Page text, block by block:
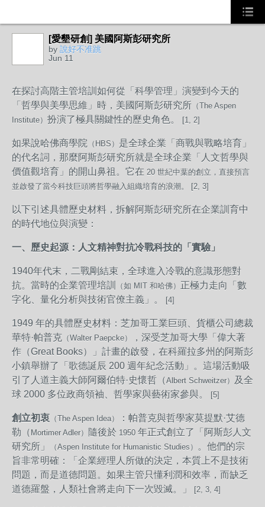
[愛墾研創] 美國阿斯彭研究所
by 說好不准跳
Jun 11
在探討高階主管培訓如何從「科學管理」演變到今天的
「哲學與美學思維」時，美國阿斯彭研究所 （The Aspen
Institute） 扮演了極具關鍵性的歷史角色。 [1, 2]
如果說哈佛商學院 （HBS） 是全球企業「商戰與戰略培育」
的代名詞，那麼阿斯彭研究所就是全球企業「人文哲學與
價值觀培育」的開山鼻祖。它在 20 世紀中葉的創立，直接預言
並啟發了當今科技巨頭將哲學融入組織培育的浪潮。 [2, 3]
以下引述具體歷史材料，拆解阿斯彭研究所在企業訓育中
的時代地位與演變：
一、歷史起源：人文精神對抗冷戰科技的「實驗」
1940年代末，二戰剛結束，全球進入冷戰的意識形態對
抗。當時的企業管理培訓
（如 MIT 和哈佛） 正極力走向「數
字化、量化分析與技術官僚主義」。
[4]
1949 年的具體歷史材料：芝加哥工業巨頭、貨櫃公司總裁
華特·帕普克 （Walter Paepcke）
，深受芝加哥大學「偉大著
作（Great Books）」計畫的啟發，在科羅拉多州的阿斯彭
小鎮舉辦了「歌德誕辰 200 週年紀念活動」。這場活動吸
引了人道主義大師阿爾伯特·史懷哲（Albert Schweitzer）
及全
球 2000 多位政商領袖、哲學家與藝術家參與。
[5]
創立初衷 （The Aspen Idea）
：帕普克與哲學家莫提默·艾德
勒（ Mortimer Adler） 隨後於 1950 年正式創立了「阿斯彭人文
研究所」
（Aspen Institute for Humanistic Studies）
。他們的宗
旨非常明確：「企業經理人所做的決定，本質上不是技術
問題，而是道德問題。如果主管只懂利潤和效率，而缺乏
道德羅盤，人類社會將走向下一次毀滅。」
[2, 3, 4]